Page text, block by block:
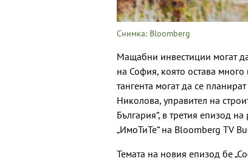
Снимка: Bloomberg
Мащабни инвестиции могат
на София, която остава
тангента могат да се
Николова, управител на
България“, в третия епизод
„ИмоТиТе“ на Bloomberg TV
Темата на новия епизод бе